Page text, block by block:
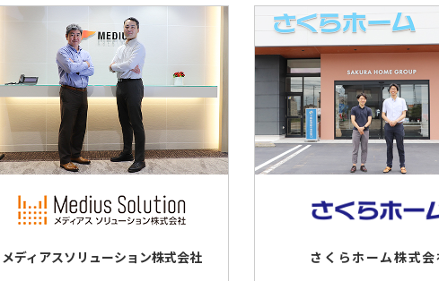
メディアスソリューション株式会社
さくらホーム株式会